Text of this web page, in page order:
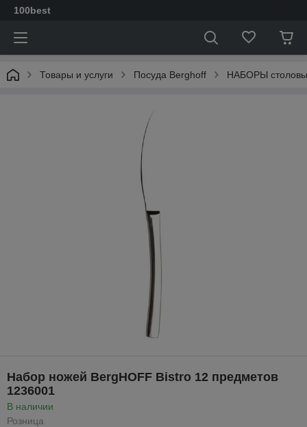
100best
Товары и услуги Посуда Berghoff НАБОРЫ
Набор ножей BergHOFF Bistro 12 предметов
1236001
В наличии
Розница